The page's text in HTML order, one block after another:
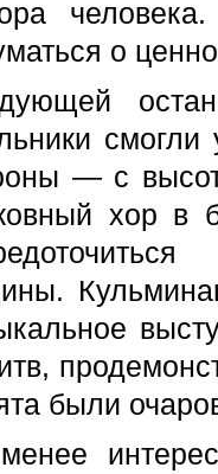
о
смогли
— с
хор в
были